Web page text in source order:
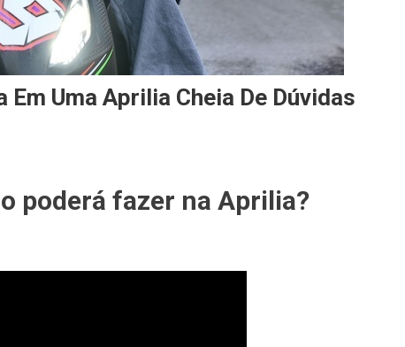
Uma Aprilia Cheia De Dúvidas
poderá fazer na Aprilia?